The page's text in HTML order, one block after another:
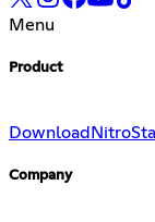
Menu
Product
Download Nitro
Company